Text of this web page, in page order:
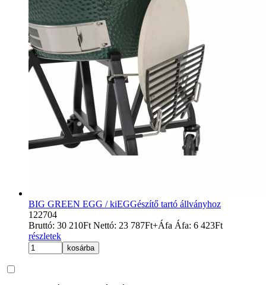
BIG GREEN EGG / kiEGGészítő tartó állványhoz
122704
Bruttó: 30 210Ft Nettó: 23 787Ft+Áfa Áfa: 6 423Ft
részletek
kosárba